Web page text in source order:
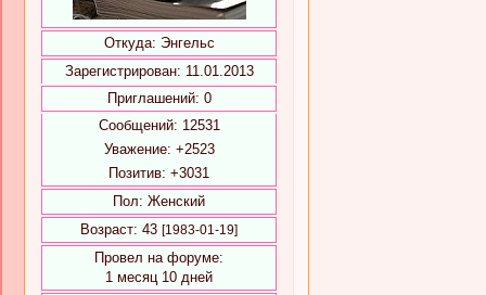
Откуда: Энгельс
Зарегистрирован: 11.01.2013
Приглашений: 0
Сообщений: 12531
Уважение: +2523
Позитив: +3031
Пол: Женский
Возраст: 43 [1983-01-19]
Провел на форуме:
1 месяц 10 дней